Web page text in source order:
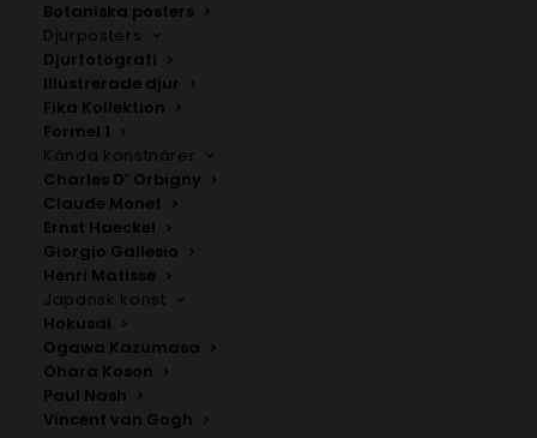
Botaniska posters
Djurposters
Djurfotografi
Illustrerade djur
Fika Kollektion
Formel 1
Kända konstnärer
Charles D’ Orbigny
Claude Monet
Ernst Haeckel
Giorgio Gallesio
Henri Matisse
Japansk konst
Hokusai
Ogawa Kazumasa
Ohara Koson
Paul Nash
Vincent van Gogh
Sanski Most
Fr.200.00